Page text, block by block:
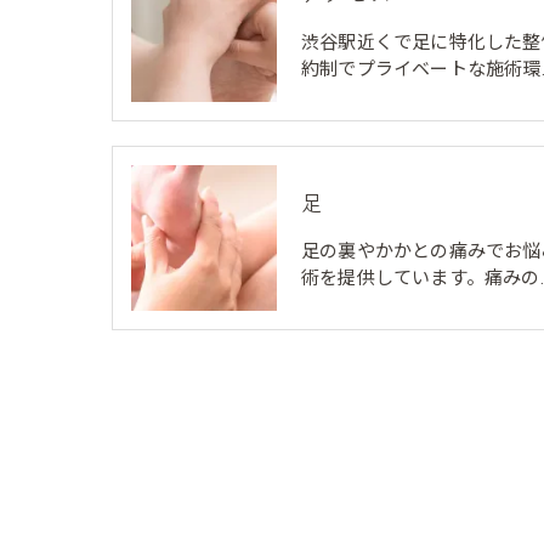
渋谷駅近くで足に特化した
約制でプライベートな施術
足
足の裏やかかとの痛みでお
術を提供しています。痛み